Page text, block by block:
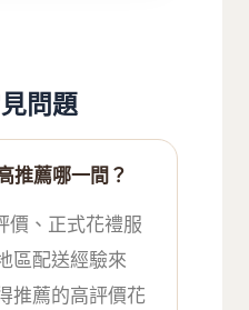
問題
推薦哪一間？
價、正式花禮服
區配送經驗來
推薦的高評價花